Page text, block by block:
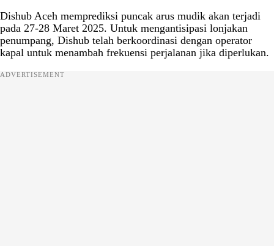
Dishub Aceh memprediksi puncak arus mudik akan terjadi
pada 27-28 Maret 2025. Untuk mengantisipasi lonjakan
penumpang, Dishub telah berkoordinasi dengan operator
kapal untuk menambah frekuensi perjalanan jika diperlukan.
ADVERTISEMENT